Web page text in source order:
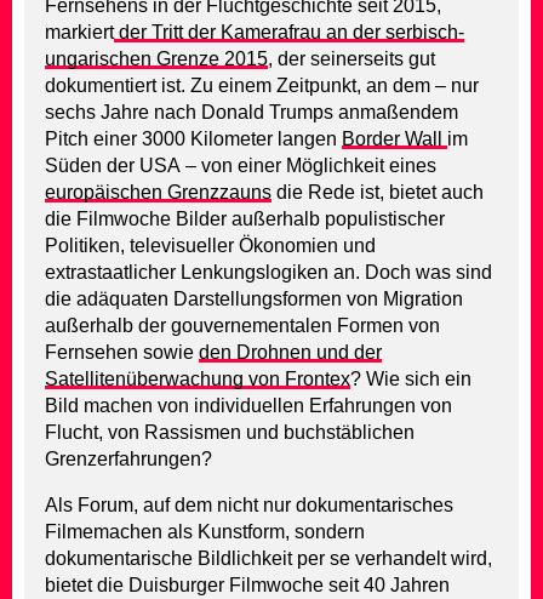
Fernsehens in der Fluchtgeschichte seit 2015,
markiertder Tritt der Kamerafrau an der serbisch-
ungarischen Grenze 2015, der seinerseits gut
dokumentiert ist. Zu einem Zeitpunkt, an dem – nur
sechs Jahre nach Donald Trumps anmaßendem
Pitch einer 3000 Kilometer langen Border Wall im
Süden der USA – von einer Möglichkeit eines
europäischen Grenzzauns die Rede ist, bietet auch
die Filmwoche Bilder außerhalb populistischer
Politiken, televisueller Ökonomien und
extrastaatlicher Lenkungslogiken an. Doch was sind
die adäquaten Darstellungsformen von Migration
außerhalb der gouvernementalen Formen von
Fernsehen sowie den Drohnen und der
Satellitenüberwachung von Frontex? Wie sich ein
Bild machen von individuellen Erfahrungen von
Flucht, von Rassismen und buchstäblichen
Grenzerfahrungen?
Als Forum, auf dem nicht nur dokumentarisches
Filmemachen als Kunstform, sondern
dokumentarische Bildlichkeit per se verhandelt wird,
bietet die Duisburger Filmwoche seit 40 Jahren